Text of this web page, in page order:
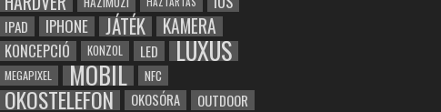
IPAD IPHONE JÁTÉK KAMERA
KONCEPCIÓ KONZOL LED LUXUS
MEGAPIXEL MOBIL NFC
OKOSTELEFON OKOSÓRA OUTDOOR